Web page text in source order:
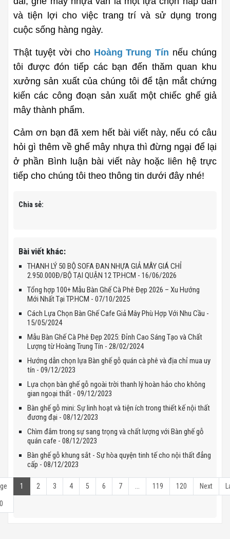
và tiện lợi cho việc trang trí và sử dụng trong
cuộc sống hàng ngày.
Thật tuyệt vời cho Hoàng Trung Tín nếu chúng
tôi được đón tiếp các bạn đến thăm quan khu
xưởng sản xuất của chúng tôi để tận mắt chứng
kiến các công đoạn sản xuất một chiếc ghế giả
mây thành phẩm.
Cảm ơn bạn đã xem hết bài viết này, nếu có câu
hỏi gì thêm về ghế mây nhựa thì đừng ngại để lại
ở phần Bình luận bài viết này hoặc liên hệ trực
tiếp cho chúng tôi theo thông tin dưới đây nhé!
Chia sẻ:
Bài viết khác:
THANH LÝ 50 BỘ SOFA ĐAN NHỰA GIẢ MÂY GIÁ CHỈ
2.950.000Đ/BỘ TẠI QUẬN 12 TP.HCM - 16/06/2026
Tổng hợp 100+ Mẫu Bàn Ghế Cà Phê Đẹp 2026 – Xu Hướng
Mới Nhất Tại TP.HCM - 07/10/2025
Cách Lựa Chọn Bàn Ghế Cafe Giả Mây Phù Hợp Với Nhu Cầu -
15/05/2024
Mẫu Bàn Ghế Cà Phê Đẹp 2025: Đỉnh Cao Sáng Tạo và Chất
Lượng từ Hoàng Trung Tín - 28/02/2024
Hướng dẫn chọn lựa Bàn ghế gỗ quán cà phê và địa chỉ mua uy
tín - 09/12/2023
Lựa chọn bàn ghế gỗ ngoài trời thanh lý hoàn hảo cho không
gian ngoại thất - 09/12/2023
Bàn ghế gỗ mini: Sự linh hoạt và tiện ích trong thiết kế nội thất
đương đại - 08/12/2023
Chìm đắm trong sự sang trọng và chất lượng với Bàn ghế gỗ
quán cafe - 08/12/2023
Bàn ghế gỗ khung sắt - Sự hòa quyện tinh tế cho nội thất đẳng
cấp - 08/12/2023
1 2 3 4 5 6 7 119 120 Next